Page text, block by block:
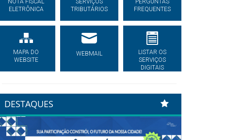
NOTA FISCAL
ELETRÔNICA
SERVIÇOS
TRIBUTÁRIOS
PERGUNTAS
FREQUENTES
MAPA DO
WEBSITE
WEBMAIL
LISTAR OS
SERVIÇOS
DIGITAIS
DESTAQUES